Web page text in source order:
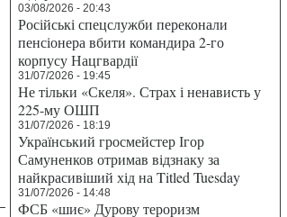
03/08/2026 - 20:43
Російські спецслужби переконали
пенсіонера вбити командира 2-го
корпусу Нацгвардії
31/07/2026 - 19:45
Не тільки «Скеля». Страх і ненависть у
225-му ОШП
31/07/2026 - 18:19
Український гросмейстер Ігор
Самуненков отримав відзнаку за
найкрасивіший хід на Titled Tuesday
31/07/2026 - 14:48
ФСБ «шиє» Дурову тероризм